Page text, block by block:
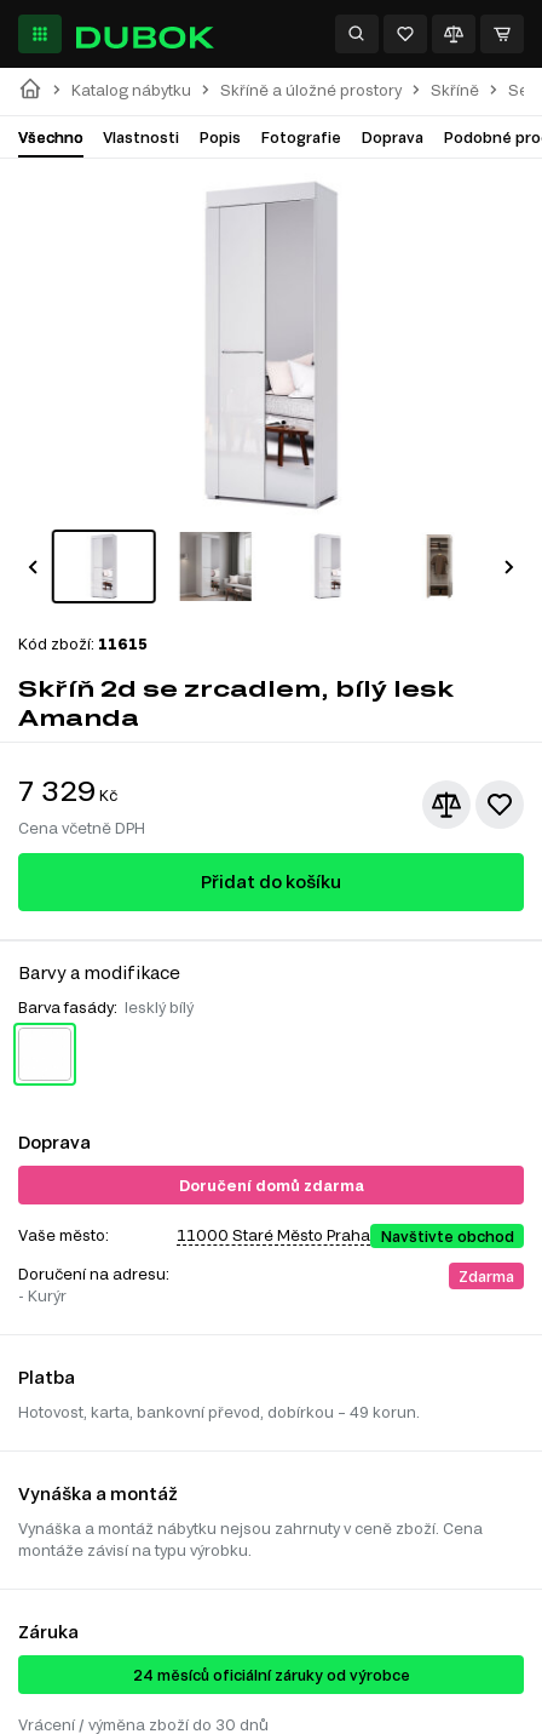
Katalog nábytku Skříně a úložné prostory Skříně
Všechno Vlastnosti Popis Fotografie Doprava Podobné
Kód zboží: 11615
Skříň 2d se zrcadlem, bílý lesk
Amanda
7 329 Kč
Cena včetně DPH
Přidat do košíku
Barvy a modifikace
Barva fasády: lesklý bílý
Doprava
Doručení domů zdarma
Vaše město: 11000 Staré Město Praha Navštivte obchod
Doručení na adresu:
- Kurýr
Zdarma
Platba
Hotovost, karta, bankovní převod, dobírkou – 49 korun.
Vynáška a montáž
Vynáška a montáž nábytku nejsou zahrnuty v ceně zboží. Cena
montáže závisí na typu výrobku.
Záruka
24 ​​​​měsíců oficiální záruky od výrobce
Vrácení / výměna zboží do 30 dnů